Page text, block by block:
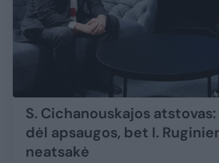
S. Cichanouskajos
dėl apsaugos, bet I.
neatsakė